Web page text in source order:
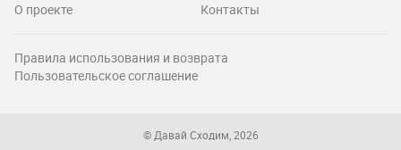
О проекте Контакты
Правила использования и возврата
Пользовательское соглашение
© Давай Сходим, 2026